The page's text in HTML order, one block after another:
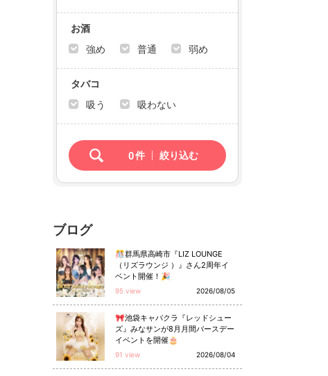
お酒
強め
普通 弱め
タバコ
吸う
吸わない
0件 絞り込む
ブログ
🎊群馬県高崎市『LIZ LOUNGE
（リズラウンジ ）』さん2周年イ
ベント開催！🎉
95 view 2026/08/05
🎀池袋キャバクラ『レッドシュー
ズ』みなサンが8月月間バースデー
イベントを開催🎂
91 view 2026/08/04